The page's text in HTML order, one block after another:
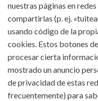
nuestras páginas en
compartirlas (p. ej.
usando código de la
cookies. Estos botones
procesar cierta
mostrado un anuncio
de privacidad de estas
frecuentemente) para